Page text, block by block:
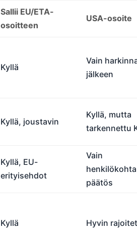
Sallii EU/ETA-
osoitteen
USA-osoite
Kyllä
Vain
jälkeen
Kyllä, joustavin
Kyllä, mutta
tarkennettu
Kyllä, EU-
erityisehdot
Vain
päätös
Kyllä Hyvin